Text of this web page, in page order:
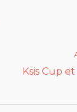
Ksis Cup